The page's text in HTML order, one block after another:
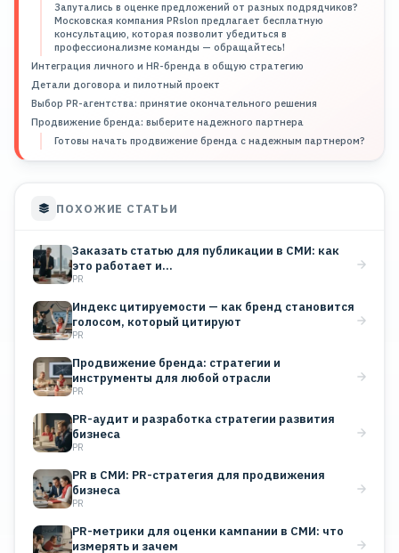
Запутались в оценке предложений от разных подрядчиков?
Московская компания PRslon предлагает бесплатную
консультацию, которая позволит убедиться в
профессионализме команды — обращайтесь!
Интеграция личного и HR-бренда в общую стратегию
Детали договора и пилотный проект
Выбор PR-агентства: принятие окончательного решения
Продвижение бренда: выберите надежного партнера
Готовы начать продвижение бренда с надежным партнером?
ПОХОЖИЕ СТАТЬИ
Заказать статью для публикации в СМИ: как
это работает и…
PR
Индекс цитируемости — как бренд становится
голосом, который цитируют
PR
Продвижение бренда: стратегии и
инструменты для любой отрасли
PR
PR-аудит и разработка стратегии развития
бизнеса
PR
PR в СМИ: PR-стратегия для продвижения
бизнеса
PR
PR-метрики для оценки кампании в СМИ: что
измерять и зачем